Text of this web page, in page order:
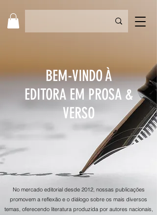
BEM-VINDO À
EDITORA EM PROSA &
VERSO
No mercado editorial desde 2012, nossas publicações
promovem a reflexão e o diálogo sobre os mais diversos
temas, oferecendo literatura produzida por autores nacionais,